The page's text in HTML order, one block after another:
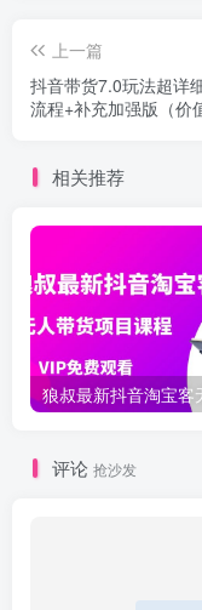
上一篇
抖音带货7.0玩法超详
流程+补充加强版（价
相关推荐
评论 抢沙发